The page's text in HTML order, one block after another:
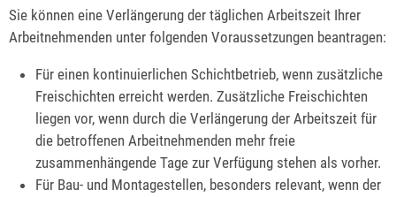
Sie können eine Verlängerung der täglichen Arbeitszeit Ihrer
Arbeitnehmenden unter folgenden Voraussetzungen beantragen:
Für einen kontinuierlichen Schichtbetrieb, wenn zusätzliche
Freischichten erreicht werden. Zusätzliche Freischichten
liegen vor, wenn durch die Verlängerung der Arbeitszeit für
die betroffenen Arbeitnehmenden mehr freie
zusammenhängende Tage zur Verfügung stehen als vorher.
Für Bau- und Montagestellen, besonders relevant, wenn der